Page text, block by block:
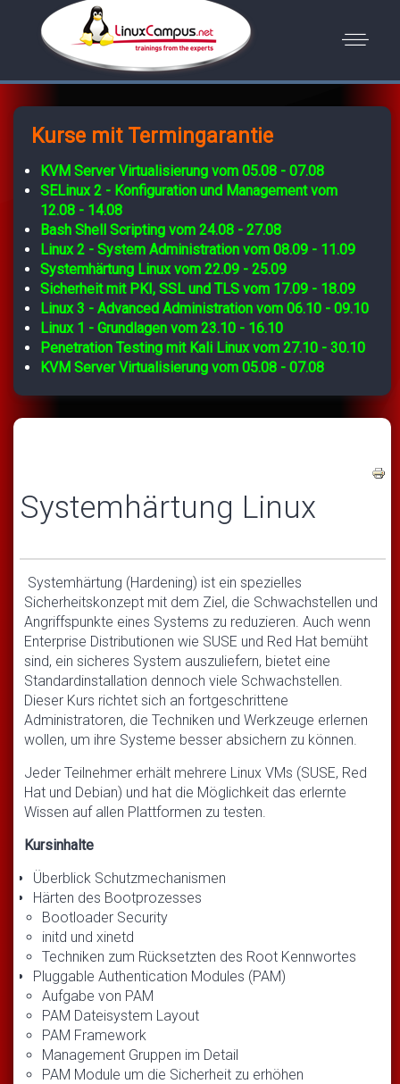
Kurse mit Termingarantie
KVM Server Virtualisierung vom 05.08 - 07.08
SELinux 2 - Konfiguration und Management vom
12.08 - 14.08
Bash Shell Scripting vom 24.08 - 27.08
Linux 2 - System Administration vom 08.09 - 11.09
Systemhärtung Linux vom 22.09 - 25.09
Sicherheit mit PKI, SSL und TLS vom 17.09 - 18.09
Linux 3 - Advanced Administration vom 06.10 - 09.10
Linux 1 - Grundlagen vom 23.10 - 16.10
Penetration Testing mit Kali Linux vom 27.10 - 30.10
KVM Server Virtualisierung vom 05.08 - 07.08
Systemhärtung Linux
Systemhärtung (Hardening) ist ein spezielles
Sicherheitskonzept mit dem Ziel, die Schwachstellen und
Angriffspunkte eines Systems zu reduzieren. Auch wenn
Enterprise Distributionen wie SUSE und Red Hat bemüht
sind, ein sicheres System auszuliefern, bietet eine
Standardinstallation dennoch viele Schwachstellen.
Dieser Kurs richtet sich an fortgeschrittene
Administratoren, die Techniken und Werkzeuge erlernen
wollen, um ihre Systeme besser absichern zu können.
Jeder Teilnehmer erhält mehrere Linux VMs (SUSE, Red
Hat und Debian) und hat die Möglichkeit das erlernte
Wissen auf allen Plattformen zu testen.
Kursinhalte
Überblick Schutzmechanismen
Härten des Bootprozesses
Bootloader Security
initd und xinetd
Techniken zum Rücksetzten des Root Kennwortes
Pluggable Authentication Modules (PAM)
Aufgabe von PAM
PAM Dateisystem Layout
PAM Framework
Management Gruppen im Detail
PAM Module um die Sicherheit zu erhöhen